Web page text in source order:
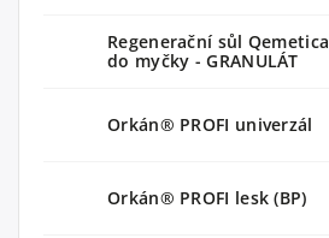
Regenerační sůl Qemetica
do myčky - GRANULÁT
Orkán® PROFI univerzál
Orkán® PROFI lesk (BP)